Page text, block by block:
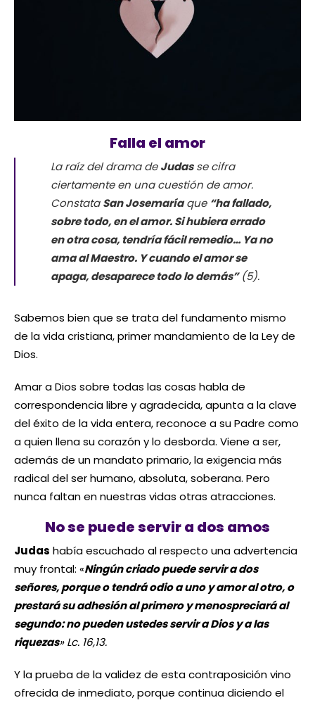
Falla el amor
La raíz del drama deJudasse cifra
ciertamente en una cuestión de amor.
ConstataSan Josemaríaque “ha fallado,
sobre todo, en el amor. Si hubiera errado
en otra cosa, tendría fácil remedio… Ya no
ama al Maestro. Y cuando el amor se
apaga, desaparece todo lo demás”(5).
Sabemos bien que se trata del fundamento mismo
de la vida cristiana, primer mandamiento de la Ley de
Dios.
Amar a Dios sobre todas las cosas habla de
correspondencia libre y agradecida, apunta a la clave
del éxito de la vida entera, reconoce a su Padre como
a quien llena su corazón y lo desborda. Viene a ser,
además de un mandato primario, la exigencia más
radical del ser humano, absoluta, soberana. Pero
nunca faltan en nuestras vidas otras atracciones.
No se puede servir a dos amos
Judas había escuchado al respecto una advertencia
muy frontal: «Ningún criado puede servir a dos
señores, porque o tendrá odio a uno y amor al otro, o
prestará su adhesión al primero y menospreciará al
segundo: no pueden ustedes servir a Dios y a las
riquezas» Lc. 16,13.
Y la prueba de la validez de esta contraposición vino
ofrecida de inmediato, porque continua diciendo el